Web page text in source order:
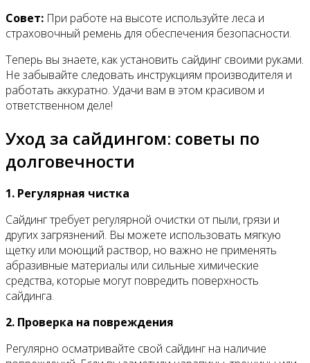
Совет: При работе на высоте используйте леса и
страховочный ремень для обеспечения безопасности.
Теперь вы знаете, как установить сайдинг своими руками.
Не забывайте следовать инструкциям производителя и
работать аккуратно. Удачи вам в этом красивом и
ответственном деле!
Уход за сайдингом: советы по
долговечности
1. Регулярная чистка
Сайдинг требует регулярной очистки от пыли, грязи и
других загрязнений. Вы можете использовать мягкую
щетку или моющий раствор, но важно не применять
абразивные материалы или сильные химические
средства, которые могут повредить поверхность
сайдинга.
2. Проверка на повреждения
Регулярно осматривайте свой сайдинг на наличие